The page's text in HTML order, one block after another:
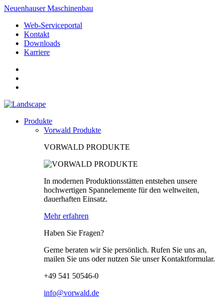
Neuenhauser Maschinenbau
Web-Serviceportal
Kontakt
Downloads
Karriere
Produkte
Vorwald Produkte
VORWALD PRODUKTE
In modernen Produktionsstätten entstehen unsere
hochwertigen Spannelemente für den weltweiten,
dauerhaften Einsatz.
Mehr erfahren
Haben Sie Fragen?
Gerne beraten wir Sie persönlich. Rufen Sie uns an,
mailen Sie uns oder nutzen Sie unser Kontaktformular.
+49 541 50546-0
info@vorwald.de